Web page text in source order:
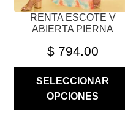
RENTA ESCOTE V
ABIERTA PIERNA
$794.00
SELECCIONAR
OPCIONES
PÁGINA